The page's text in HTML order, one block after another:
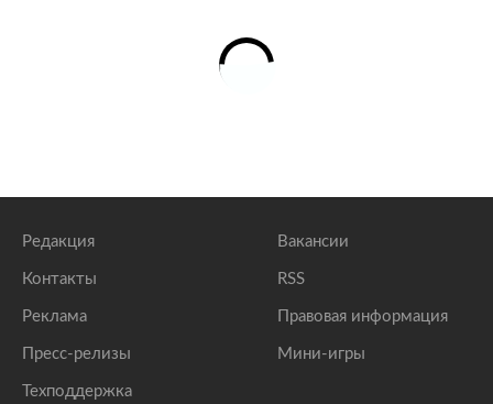
Редакция
Контакты
Реклама
Пресс-релизы
Техподдержка
Вакансии
RSS
Правовая информация
Мини-игры